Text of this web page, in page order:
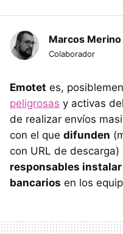
Marcos Merino
Colaborador
Emotet es,
peligrosas y activas
de realizar envíos
con el que difunden
con URL de descarga)
responsables
bancarios en los